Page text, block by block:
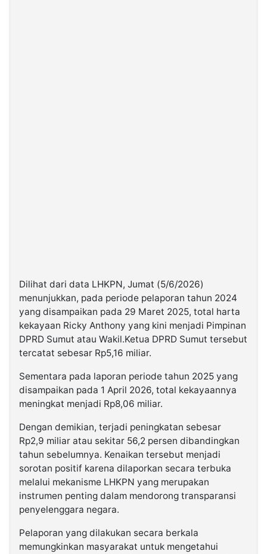
Dilihat dari data LHKPN, Jumat (5/6/2026)
menunjukkan, pada periode pelaporan tahun 2024
yang disampaikan pada 29 Maret 2025, total harta
kekayaan Ricky Anthony yang kini menjadi Pimpinan
DPRD Sumut atau Wakil.Ketua DPRD Sumut tersebut
tercatat sebesar Rp5,16 miliar.
Sementara pada laporan periode tahun 2025 yang
disampaikan pada 1 April 2026, total kekayaannya
meningkat menjadi Rp8,06 miliar.
Dengan demikian, terjadi peningkatan sebesar
Rp2,9 miliar atau sekitar 56,2 persen dibandingkan
tahun sebelumnya. Kenaikan tersebut menjadi
sorotan positif karena dilaporkan secara terbuka
melalui mekanisme LHKPN yang merupakan
instrumen penting dalam mendorong transparansi
penyelenggara negara.
Pelaporan yang dilakukan secara berkala
memungkinkan masyarakat untuk mengetahui